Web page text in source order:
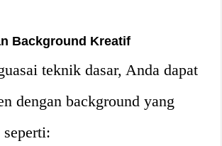
Background Kreatif
teknik dasar, Anda dapat
dengan background yang